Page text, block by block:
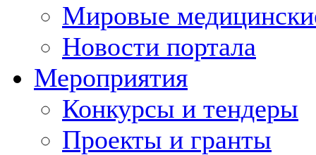
Мировые
Новости портала
Мероприятия
Конкурсы и тендеры
Проекты и гранты